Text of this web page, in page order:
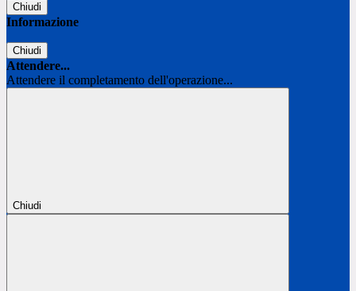
Chiudi
Informazione
Chiudi
Attendere...
Attendere il completamento dell'operazione...
Chiudi